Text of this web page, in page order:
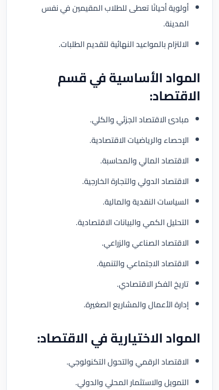
أولوية أحيانًا تعطى للطلاب المقيمين في نفس
المدينة.
الالتزام بالمواعيد النهائية لتقديم الطلبات.
المواد الأساسية في قسم
الاقتصاد:
مبادئ الاقتصاد الجزئي والكلي.
الإحصاء والرياضيات الاقتصادية.
الاقتصاد المالي والمحاسبة.
الاقتصاد الدولي والتجارة الخارجية.
السياسات النقدية والمالية.
التحليل الكمي والبيانات الاقتصادية.
الاقتصاد الصناعي والزراعي.
الاقتصاد الاجتماعي والتنمية.
تاريخ الفكر الاقتصادي.
إدارة الأعمال والمشاريع الصغيرة.
المواد الاختيارية في الاقتصاد:
الاقتصاد الرقمي والتحول التكنولوجي.
التمويل والاستثمار المحلي والدولي.